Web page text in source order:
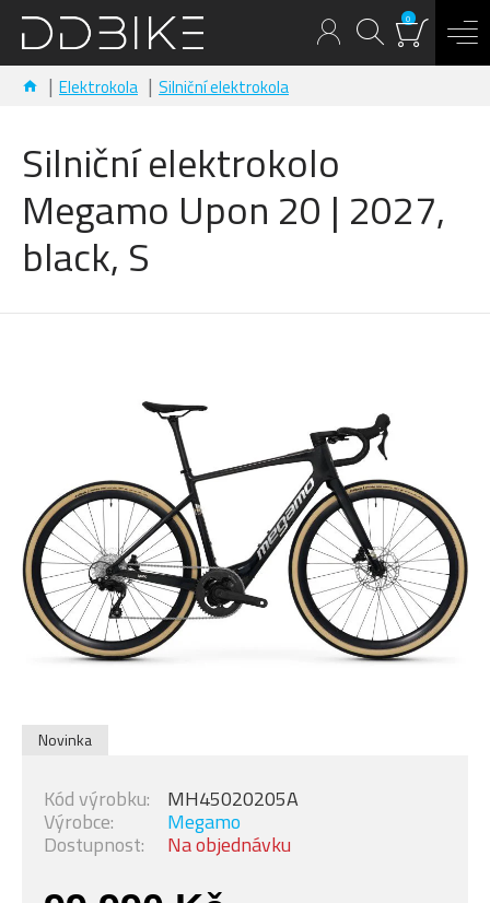
0
Elektrokola Silniční elektrokola
Silniční elektrokolo
Megamo Upon 20 | 2027,
black, S
Novinka
Dostupnost: Na objednávku
Výrobce: Megamo
Kód výrobku: MH45020205A